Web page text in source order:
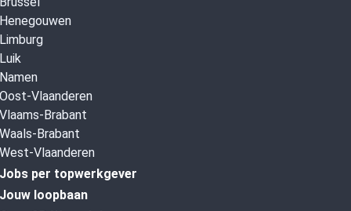
Henegouwen
Limburg
Luik
Namen
Oost-Vlaanderen
Vlaams-Brabant
Waals-Brabant
West-Vlaanderen
Jobs per topwerkgever
Jouw loopbaan